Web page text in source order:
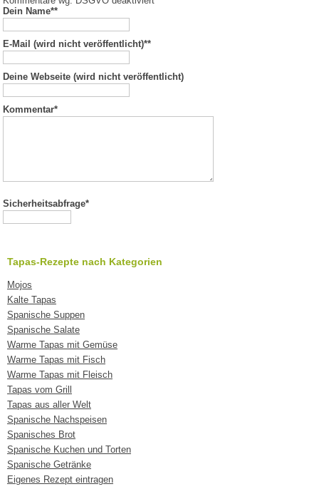
Dein Name**
E-Mail (wird nicht veröffentlicht)**
Deine Webseite (wird nicht veröffentlicht)
Kommentar*
Sicherheitsabfrage*
Tapas-Rezepte nach Kategorien
Mojos
Kalte Tapas
Spanische Suppen
Spanische Salate
Warme Tapas mit Gemüse
Warme Tapas mit Fisch
Warme Tapas mit Fleisch
Tapas vom Grill
Tapas aus aller Welt
Spanische Nachspeisen
Spanisches Brot
Spanische Kuchen und Torten
Spanische Getränke
Eigenes Rezept eintragen